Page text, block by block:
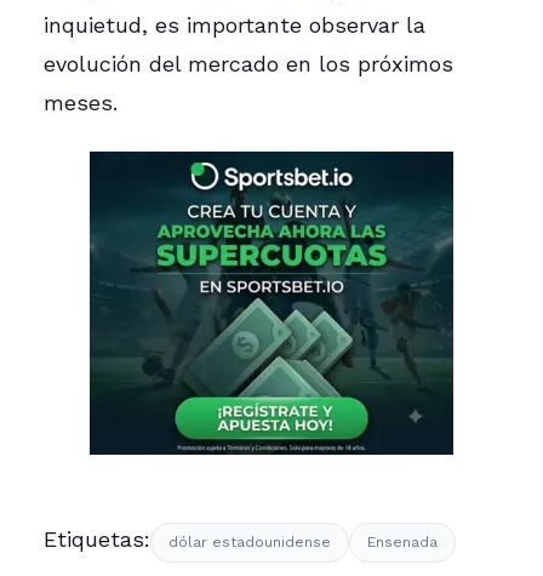
inquietud, es importante observar la
evolución del mercado en los próximos
meses.
Etiquetas: dólar estadounidense Ensenada